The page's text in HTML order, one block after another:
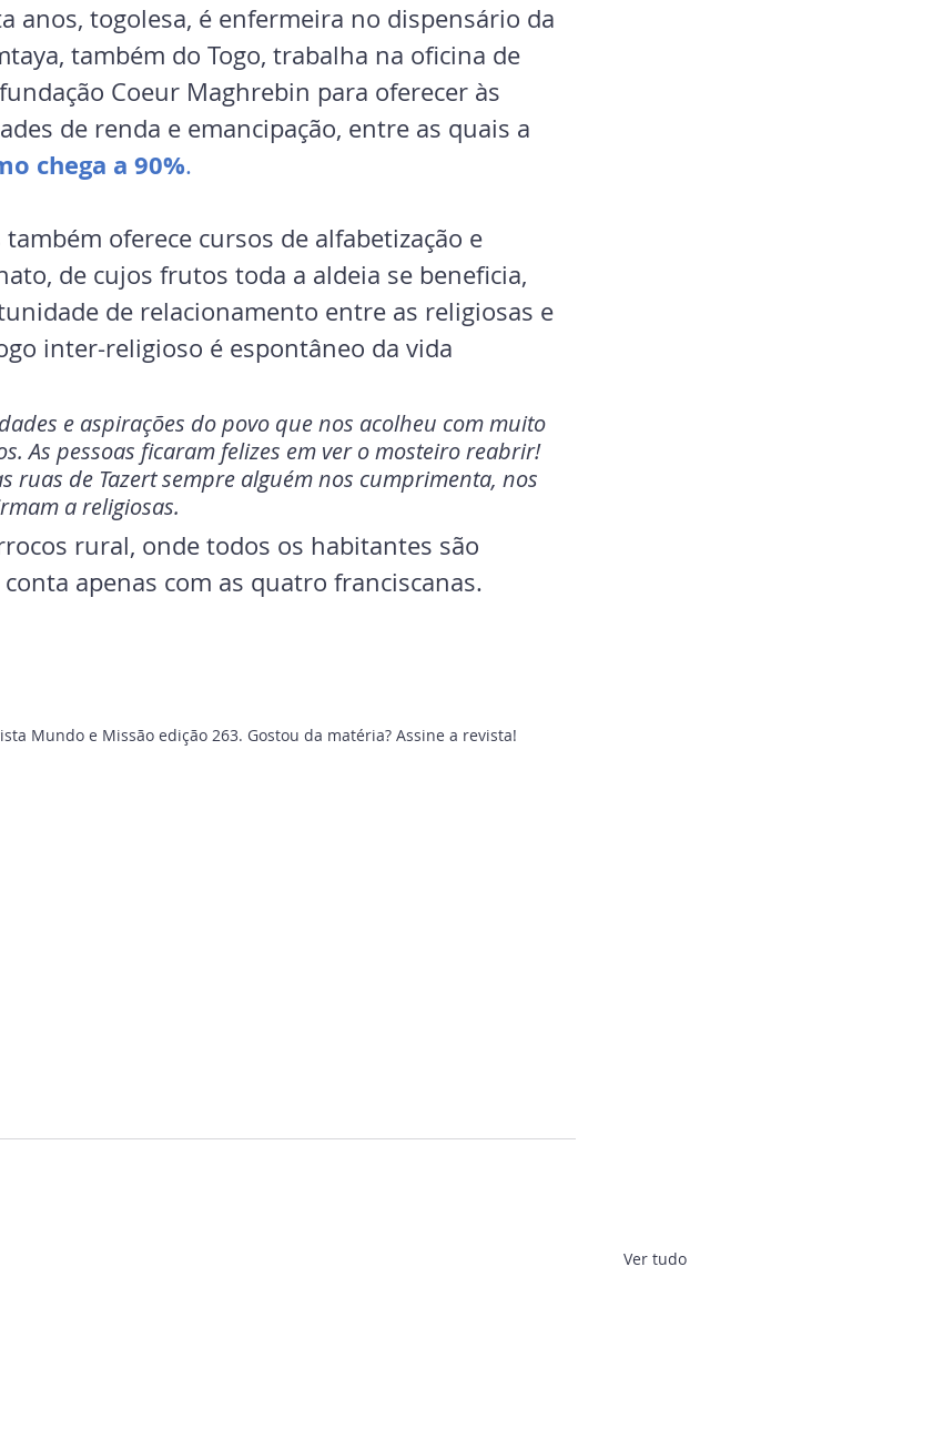
anos, togolesa, é enfermeira no dispensário da
também do Togo, trabalha na oficina de
Coeur Maghrebin para oferecer às
de renda e emancipação, entre as quais a
chega a 90%.
oferece cursos de alfabetização e
de cujos frutos toda a aldeia se beneficia,
de relacionamento entre as religiosas e
inter-religioso é espontâneo da vida
e aspirações do povo que nos acolheu com muito
As pessoas ficaram felizes em ver o mosteiro reabrir!
ruas de Tazert sempre alguém nos cumprimenta, nos
a religiosas.
rural, onde todos os habitantes são
apenas com as quatro franciscanas.
Mundo e Missão edição 263. Gostou da matéria? Assine a revista!
Ver tudo